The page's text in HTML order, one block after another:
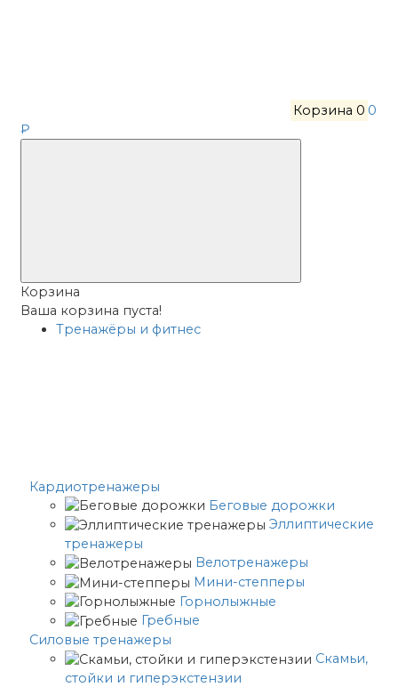
Корзина 0 0
₽
Корзина
Ваша корзина пуста!
Тренажёры и фитнес
Кардиотренажеры
Беговые дорожки
Эллиптические
тренажеры
Велотренажеры
Мини-степперы
Горнолыжные
Гребные
Cиловые тренажеры
Скамьи,
стойки и гиперэкстензии